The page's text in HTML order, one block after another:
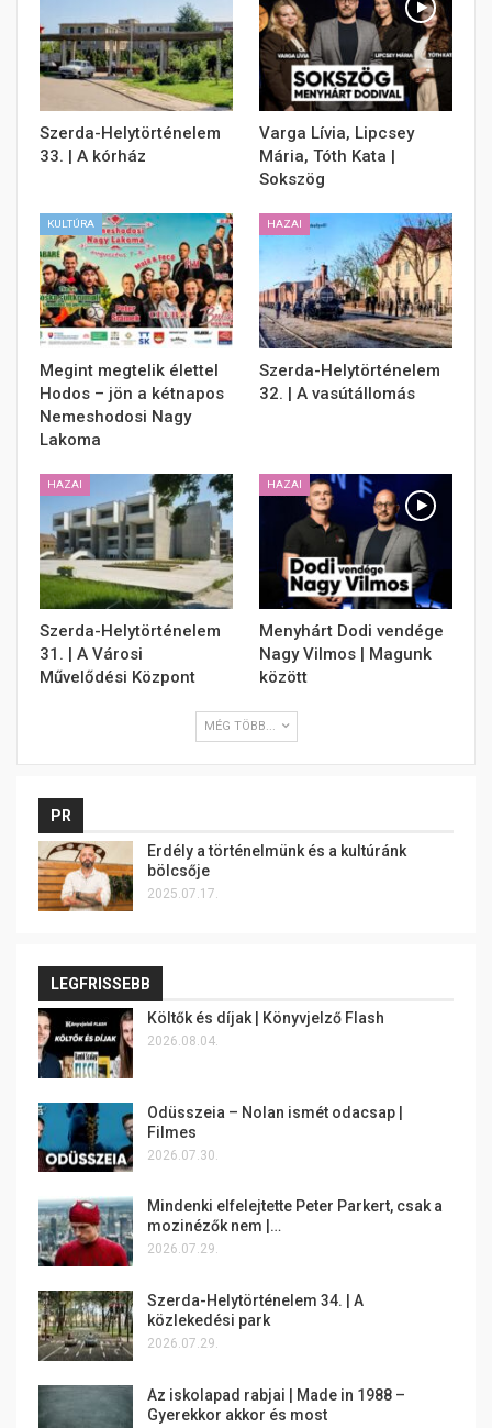
Szerda-Helytörténelem
33. | A kórház
Varga Lívia, Lipcsey
Mária, Tóth Kata |
Sokszög
KULTÚRA
Megint megtelik élettel
Hodos – jön a kétnapos
Nemeshodosi Nagy
Lakoma
HAZAI
Szerda-Helytörténelem
32. | A vasútállomás
HAZAI
Szerda-Helytörténelem
31. | A Városi
Művelődési Központ
HAZAI
Menyhárt Dodi vendége
Nagy Vilmos | Magunk
között
MÉG TÖBB...
PR
Erdély a történelmünk és a kultúránk
bölcsője
2025.07.17.
LEGFRISSEBB
Költők és díjak | Könyvjelző Flash
2026.08.04.
Odüsszeia – Nolan ismét odacsap |
Filmes
2026.07.30.
Mindenki elfelejtette Peter Parkert, csak a
mozinézők nem |…
2026.07.29.
Szerda-Helytörténelem 34. | A
közlekedési park
2026.07.29.
Az iskolapad rabjai | Made in 1988 –
Gyerekkor akkor és most